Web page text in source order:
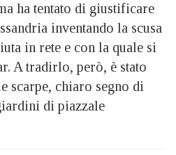
ha tentato di giustificare
inventando la scusa
in rete e con la quale si
A tradirlo, però, è stato
scarpe, chiaro segno di
di piazzale